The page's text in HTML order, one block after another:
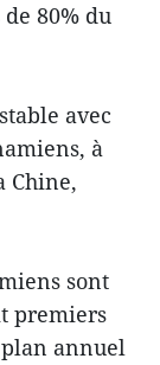
80% du
avec
à
Chine,
sont
premiers
plan annuel